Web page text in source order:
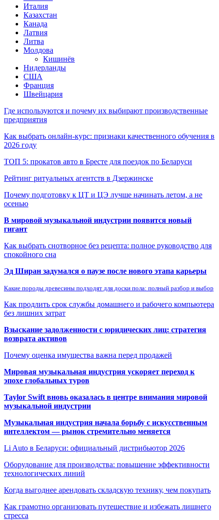
Италия
Казахстан
Канада
Латвия
Литва
Молдова
Кишинёв
Нидерланды
США
Франция
Швейцария
Где используются и почему их выбирают производственные
предприятия
Как выбрать онлайн-курс: признаки качественного обучения в
2026 году
ТОП 5: прокатов авто в Бресте для поездок по Беларуси
Рейтинг ритуальных агентств в Дзержинске
Почему подготовку к ЦТ и ЦЭ лучше начинать летом, а не
осенью
В мировой музыкальной индустрии появится новый
гигант
Как выбрать снотворное без рецепта: полное руководство для
спокойного сна
Эд Ширан задумался о паузе после нового этапа карьеры
Какие породы древесины подходят для доски пола: полный разбор и выбор
Как продлить срок службы домашнего и рабочего компьютера
без лишних затрат
Взыскание задолженности с юридических лиц: стратегия
возврата активов
Почему оценка имущества важна перед продажей
Мировая музыкальная индустрия ускоряет переход к
эпохе глобальных туров
Taylor Swift вновь оказалась в центре внимания мировой
музыкальной индустрии
Музыкальная индустрия начала борьбу с искусственным
интеллектом — рынок стремительно меняется
Li Auto в Беларуси: официальный дистрибьютор 2026
Оборудование для производства: повышение эффективности
технологических линий
Когда выгоднее арендовать складскую технику, чем покупать
Как грамотно организовать путешествие и избежать лишнего
стресса